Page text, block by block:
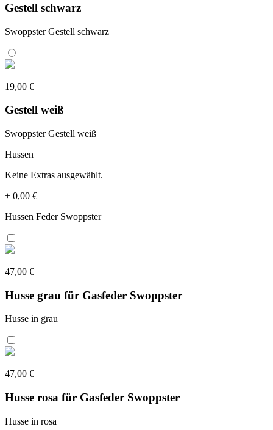
Gestell schwarz
Swoppster Gestell schwarz
19,00 €
Gestell weiß
Swoppster Gestell weiß
Hussen
Keine Extras ausgewählt.
+ 0,00 €
Hussen Feder Swoppster
47,00 €
Husse grau für Gasfeder Swoppster
Husse in grau
47,00 €
Husse rosa für Gasfeder Swoppster
Husse in rosa